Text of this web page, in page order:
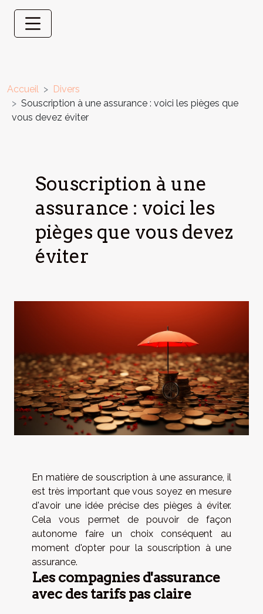
Accueil
Divers
Souscription à une assurance : voici les pièges que
vous devez éviter
Souscription à une
assurance : voici les
pièges que vous devez
éviter
En matière de souscription à une assurance, il
est très important que vous soyez en mesure
d'avoir une idée précise des pièges à éviter.
Cela vous permet de pouvoir de façon
autonome faire un choix conséquent au
moment d'opter pour la souscription à une
assurance.
Les compagnies d'assurance
avec des tarifs pas claire